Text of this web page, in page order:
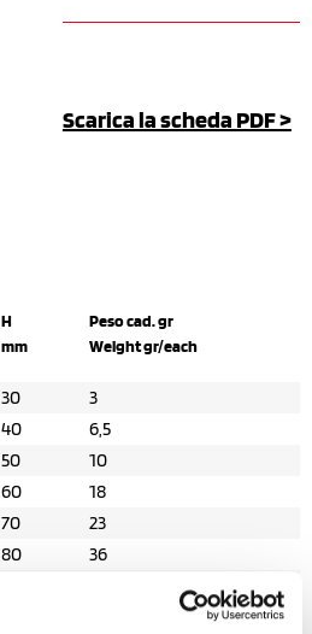
Scarica la scheda PDF >
H
mm
Peso cad. gr
Weight gr/each
30
3
40
6,5
50
10
60
18
70
23
80
36